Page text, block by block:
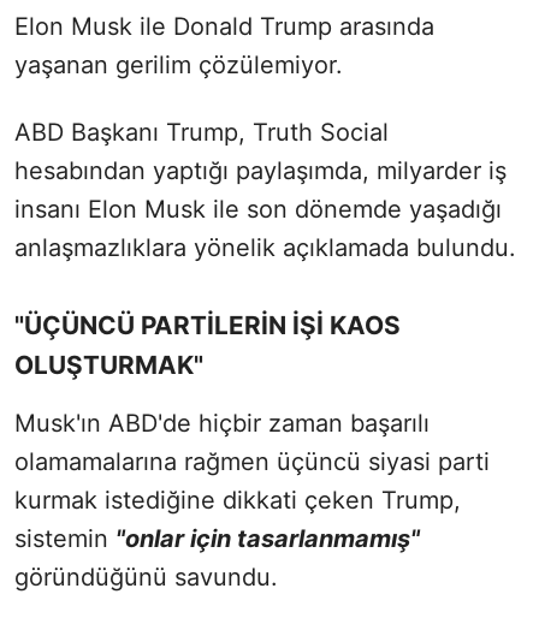
Elon Musk ile Donald Trump arasında
yaşanan gerilim çözülemiyor.
ABD Başkanı Trump, Truth Social
hesabından yaptığı paylaşımda, milyarder iş
insanı Elon Musk ile son dönemde yaşadığı
anlaşmazlıklara yönelik açıklamada bulundu.
"ÜÇÜNCÜ PARTİLERİN İŞİ KAOS
OLUŞTURMAK"
Musk'ın ABD'de hiçbir zaman başarılı
olamamalarına rağmen üçüncü siyasi parti
kurmak istediğine dikkati çeken Trump,
sistemin "onlar için tasarlanmamış"
göründüğünü savundu.